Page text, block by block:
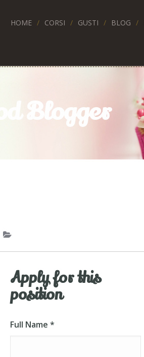
HOME CORSI GUSTI BLOG
Blogger
Apply for this
position
Full Name *